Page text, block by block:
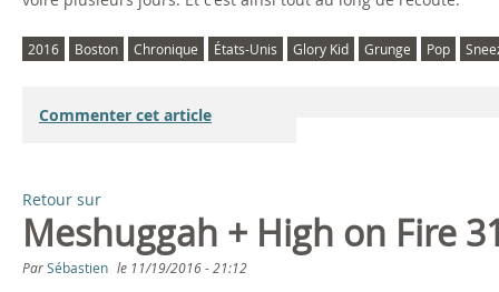
2016 Boston Chronique États-Unis Glory Kid Grunge Pop
Commenter cet article
Retour sur
Meshuggah + High on Fire
ParSébastien le 11/19/2016 - 21:12